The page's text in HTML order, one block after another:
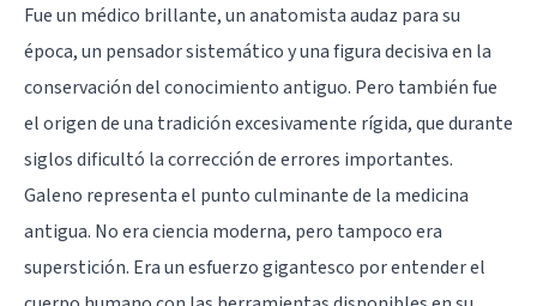
Fue un médico brillante, un anatomista audaz para su
época, un pensador sistemático y una figura decisiva en la
conservación del conocimiento antiguo. Pero también fue
el origen de una tradición excesivamente rígida, que durante
siglos dificultó la corrección de errores importantes.
Galeno representa el punto culminante de la medicina
antigua. No era ciencia moderna, pero tampoco era
superstición. Era un esfuerzo gigantesco por entender el